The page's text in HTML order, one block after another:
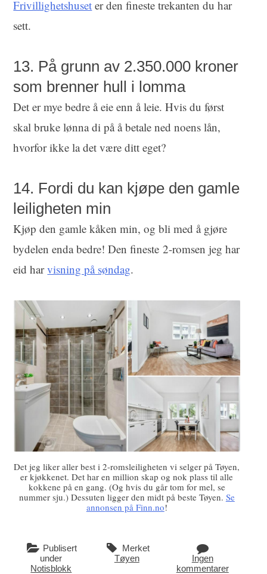
Frivillighetshuset er den fineste trekanten du har
sett.
13. På grunn av 2.350.000 kroner
som brenner hull i lomma
Det er mye bedre å eie enn å leie. Hvis du først
skal bruke lønna di på å betale ned noens lån,
hvorfor ikke la det være ditt eget?
14. Fordi du kan kjøpe den gamle
leiligheten min
Kjøp den gamle kåken min, og bli med å gjøre
bydelen enda bedre! Den fineste 2-romsen jeg har
eid harvisning på søndag.
Det jeg liker aller best i 2-romsleiligheten vi selger på Tøyen,
er kjøkkenet. Det har en million skap og nok plass til alle
kokkene på en gang. (Og hvis du går tom for mel, se
nummer sju.) Dessuten ligger den midt på beste Tøyen. Se
annonsen på Finn.no!
Publisert
under
Notisblokk
Merket
Tøyen
Ingen
kommentarer